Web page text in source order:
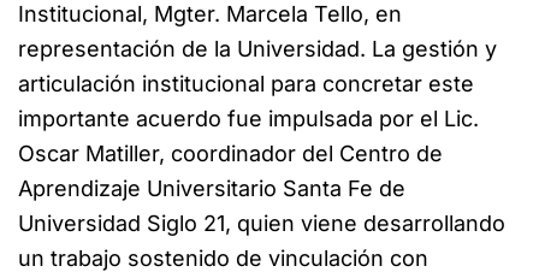
Institucional, Mgter. Marcela Tello, en
representación de la Universidad. La gestión y
articulación institucional para concretar este
importante acuerdo fue impulsada por el Lic.
Oscar Matiller, coordinador del Centro de
Aprendizaje Universitario Santa Fe de
Universidad Siglo 21, quien viene desarrollando
un trabajo sostenido de vinculación con